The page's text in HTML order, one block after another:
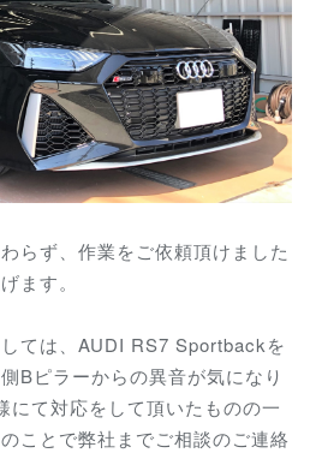
らず、作業をご依頼頂けました
ます。
ては、AUDI RS7 Sportbackを
Bピラーからの異音が気になり
にて対応をして頂いたものの一
ことで弊社までご相談のご連絡